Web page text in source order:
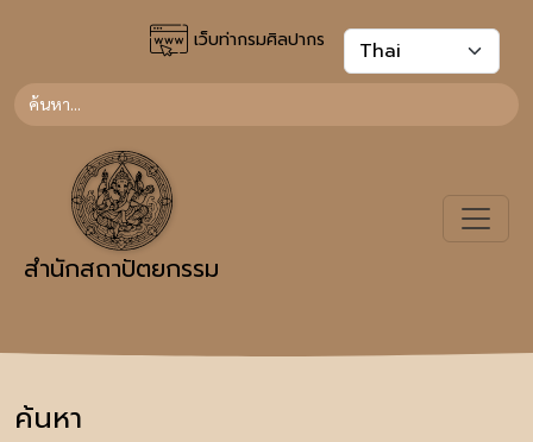
เว็บท่ากรมศิลปากร
สำนักสถาปัตยกรรม
ค้นหา